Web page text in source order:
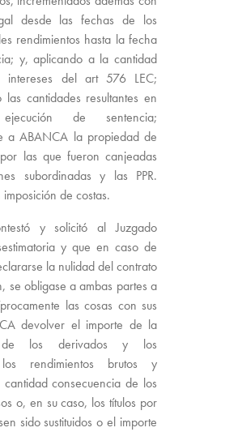
desde las fechas de los
rendimientos hasta la fecha
y, aplicando a la cantidad
intereses del art 576 LEC;
las cantidades resultantes en
de sentencia;
a ABANCA la propiedad de
las que fueron canjeadas
subordinadas y las PPR.
de costas.
y solicitó al Juzgado
y que en caso de
la nulidad del contrato
se obligase a ambas partes a
las cosas con sus
devolver el importe de la
de los derivados y los
los rendimientos brutos y
consecuencia de los
o, en su caso, los títulos por
sido sustituidos o el importe